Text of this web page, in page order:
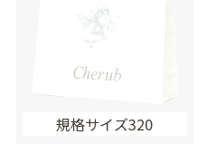
規格サイズ320